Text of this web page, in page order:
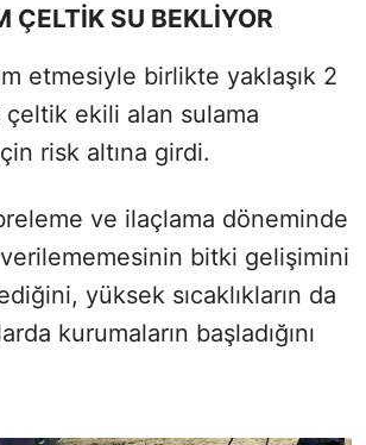
ÇELTİK SU BEKLİYOR
etmesiyle birlikte yaklaşık 2
ekili alan sulama
risk altına girdi.
ve ilaçlama döneminde
bitki gelişimini
yüksek sıcaklıkların da
kurumaların başladığını